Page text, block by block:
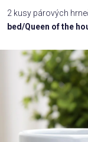
Rodina
/
Povolání,
zájmy a
sport
Příležitosti
2 kusy párových
bed/Queen of the